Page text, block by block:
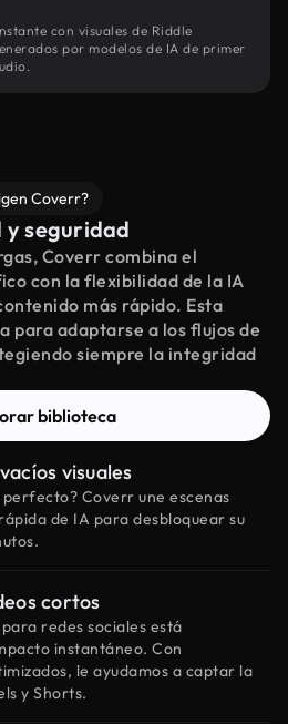
con visuales de Riddle
por modelos de IA de primer
Coverr?
seguridad
Coverr combina el
con la flexibilidad de la IA
más rápido. Esta
para adaptarse a los flujos de
siempre la integridad
biblioteca
visuales
Coverr une escenas
de IA para desbloquear su
cortos
redes sociales está
instantáneo. Con
le ayudamos a captar la
y Shorts.